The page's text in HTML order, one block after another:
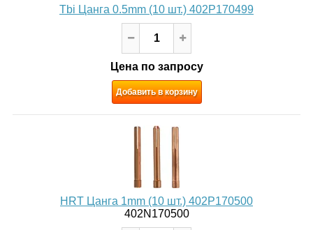
Tbi Цанга 0.5mm (10 шт.) 402P170499
Цена по запросу
Добавить в корзину
HRT Цанга 1mm (10 шт.) 402P170500
402N170500